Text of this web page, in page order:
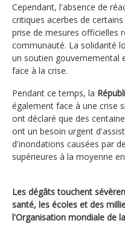
Cependant, l'absence de
critiques acerbes de
prise de mesures officielles
communauté. La solidarité
un soutien gouvernemental
face à la crise.
Pendant ce temps, la
également face à une crise
ont déclaré que des
ont un besoin urgent
d'inondations causées par
supérieures à la moyenne
Les dégâts touchent
santé, les écoles et des
l'Organisation mondiale de